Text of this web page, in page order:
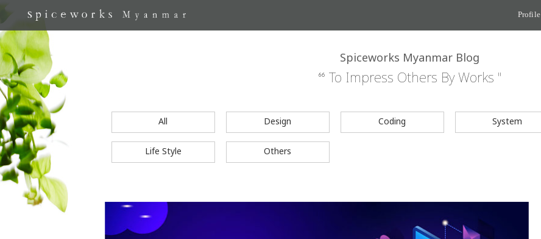
Profile
Spiceworks Myanmar Blog
“ To Impress Others By Works "
All Design Coding System
Life Style
Others